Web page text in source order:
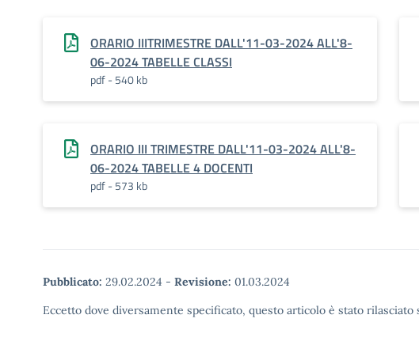
ORARIO IIITRIMESTRE DALL'11-03-2024 ALL'8-
06-2024 TABELLE CLASSI
pdf - 540 kb
ORARIO III TRIMESTRE DALL'11-03-2024 ALL'8-
06-2024 TABELLE 4 DOCENTI
pdf - 573 kb
Pubblicato: 29.02.2024 - Revisione: 01.03.2024
Eccetto dove diversamente specificato, questo articolo è stato